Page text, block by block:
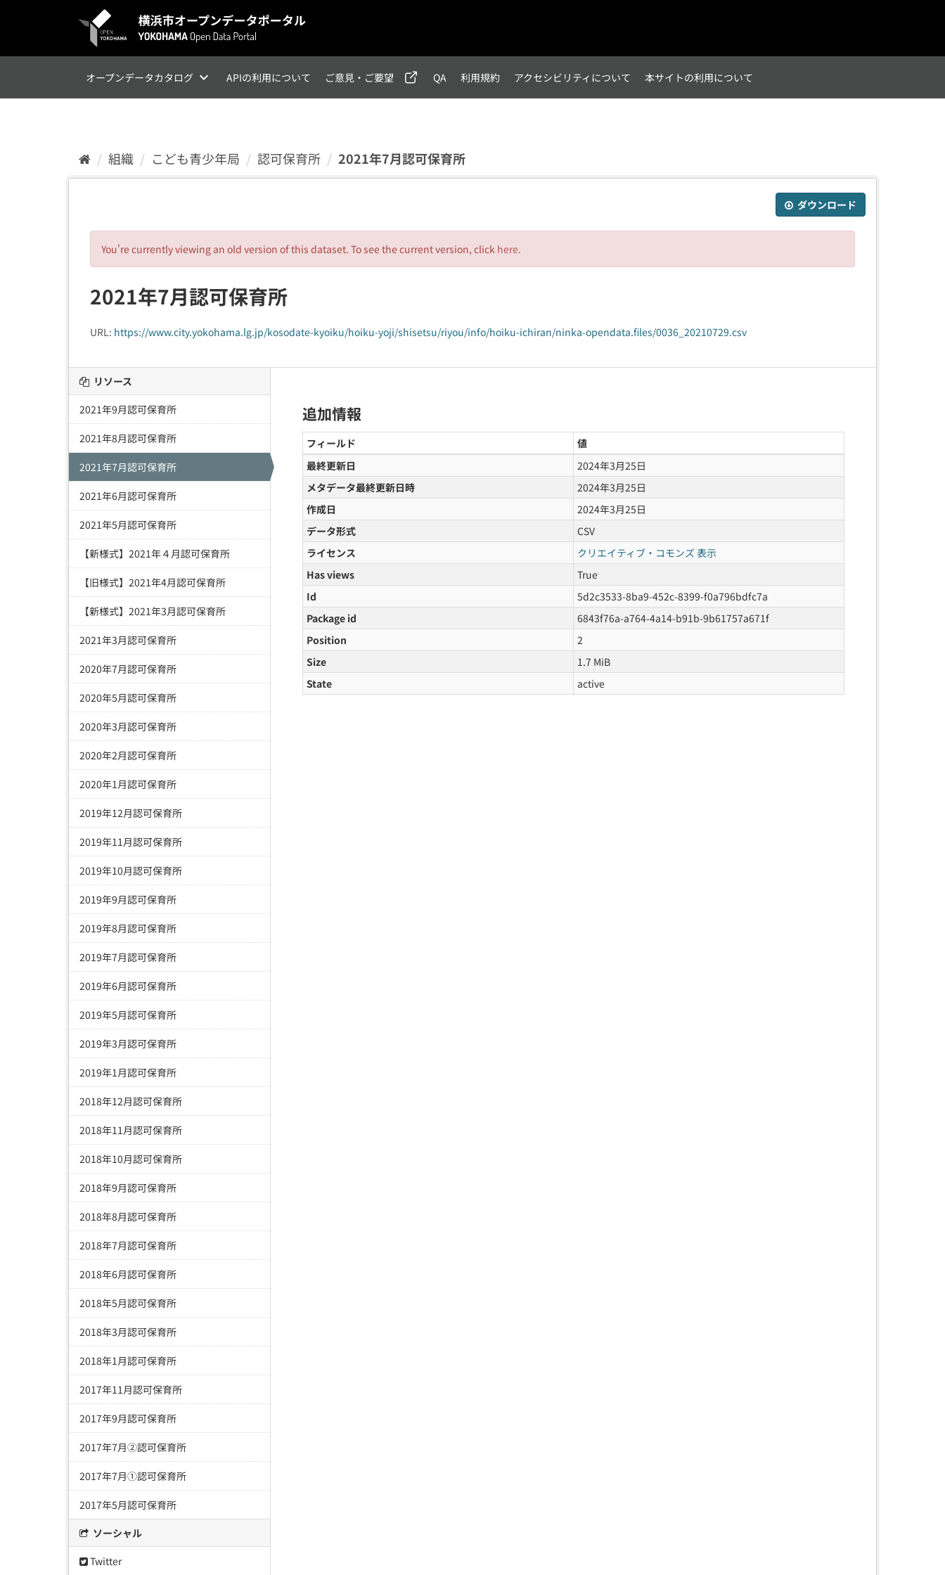
オープンデータカタログ APIの利用について ご意見・ご要望 QA 利用規約 アクセシビリティについて 本サイトの利用について
組織 こども青少年局 認可保育所 2021年7月認可保育所
ダウンロード
You're currently viewing an old version of this dataset. To see the current version, click here.
2021年7月認可保育所
URL: https://www.city.yokohama.lg.jp/kosodate-kyoiku/hoiku-yoji/shisetsu/riyou/info/hoiku-ichiran/ninka-opendata.files/0036_20210729.csv
リソース
2021年9月認可保育所
2021年8月認可保育所
2021年7月認可保育所
2021年6月認可保育所
2021年5月認可保育所
【新様式】2021年４月認可保育所
【旧様式】2021年4月認可保育所
【新様式】2021年3月認可保育所
2021年3月認可保育所
2020年7月認可保育所
2020年5月認可保育所
2020年3月認可保育所
2020年2月認可保育所
2020年1月認可保育所
2019年12月認可保育所
2019年11月認可保育所
2019年10月認可保育所
2019年9月認可保育所
2019年8月認可保育所
2019年7月認可保育所
2019年6月認可保育所
2019年5月認可保育所
2019年3月認可保育所
2019年1月認可保育所
2018年12月認可保育所
2018年11月認可保育所
2018年10月認可保育所
2018年9月認可保育所
2018年8月認可保育所
2018年7月認可保育所
2018年6月認可保育所
2018年5月認可保育所
2018年3月認可保育所
2018年1月認可保育所
2017年11月認可保育所
2017年9月認可保育所
2017年7月②認可保育所
2017年7月①認可保育所
2017年5月認可保育所
ソーシャル
Twitter
追加情報
フィールド
値
最終更新日
2024年3月25日
メタデータ最終更新日時
2024年3月25日
作成日
2024年3月25日
データ形式
CSV
ライセンス
クリエイティブ・コモンズ 表示
Has views
True
Id
5d2c3533-8ba9-452c-8399-f0a796bdfc7a
Package id
6843f76a-a764-4a14-b91b-9b61757a671f
Position
2
Size
1.7 MiB
State
active